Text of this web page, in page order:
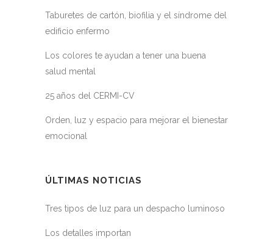
Taburetes de cartón, biofilia y el síndrome del
edificio enfermo
Los colores te ayudan a tener una buena
salud mental
25 años del CERMI-CV
Orden, luz y espacio para mejorar el bienestar
emocional
ÚLTIMAS NOTICIAS
Tres tipos de luz para un despacho luminoso
Los detalles importan